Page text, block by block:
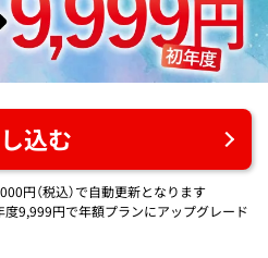
込む
円（税込）で自動更新となります
9,999円で年額プランにアップグレード